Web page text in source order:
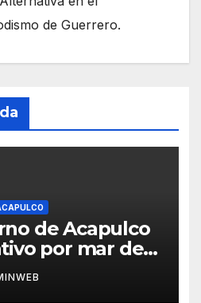
de Guerrero.
de Acapulco
por mar de